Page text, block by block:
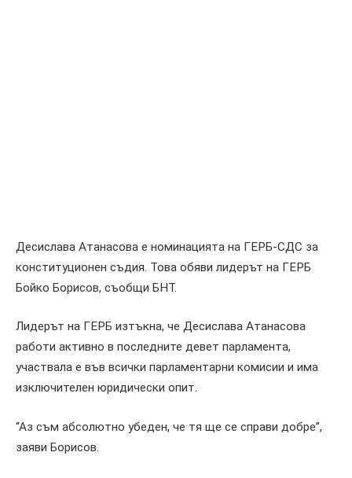
Десислава Атанасова е номинацията на ГЕРБ-СДС за
конституционен съдия. Това обяви лидерът на ГЕРБ
Бойко Борисов, съобщи БНТ.
Лидерът на ГЕРБ изтъкна, че Десислава Атанасова
работи активно в последните девет парламента,
участвала е във всички парламентарни комисии и има
изключителен юридически опит.
“Аз съм абсолютно убеден, че тя ще се справи добре”,
заяви Борисов.